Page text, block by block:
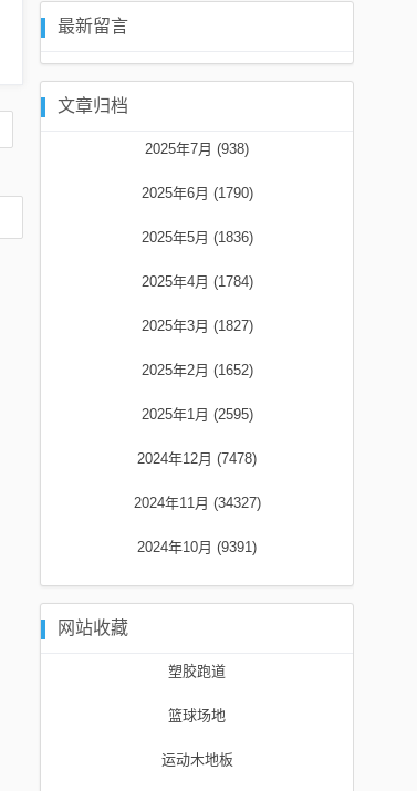
最新留言
文章归档
2025年7月 (938)
2025年6月 (1790)
2025年5月 (1836)
2025年4月 (1784)
2025年3月 (1827)
2025年2月 (1652)
2025年1月 (2595)
2024年12月 (7478)
2024年11月 (34327)
2024年10月 (9391)
网站收藏
塑胶跑道
篮球场地
运动木地板